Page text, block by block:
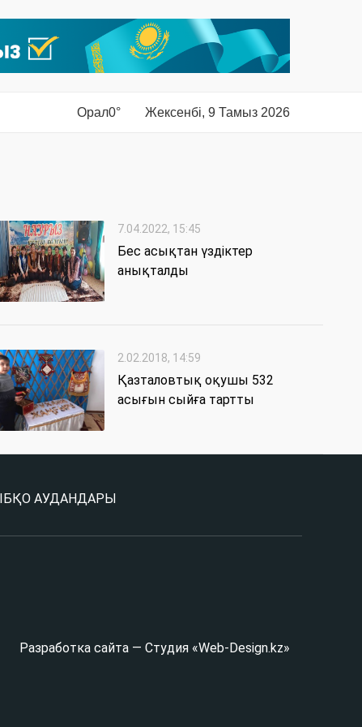
Орал0° Жексенбі, 9 Тамыз 2026
7.04.2022, 15:45
Бес асықтан үздіктер
анықталды
2.02.2018, 14:59
Қазталовтық оқушы 532
асығын сыйға тартты
БҚО АУДАНДАРЫ
Разработка сайта — Студия «Web-Design.kz»